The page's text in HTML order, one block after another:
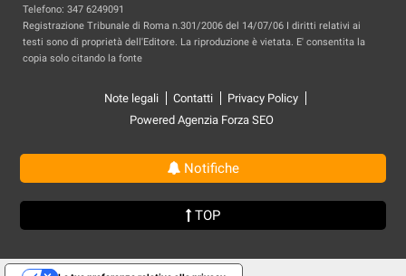
Telefono: 347 6249091
Registrazione Tribunale di Roma n.301/2006 del 14/07/06 I diritti relativi ai
testi sono di proprietà dell'Editore. La riproduzione è vietata. E' consentita la
copia solo citando la fonte
Note legali Contatti
Privacy Policy
Powered Agenzia Forza SEO
Notifiche
TOP